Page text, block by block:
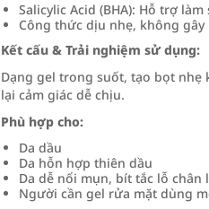
Salicylic Acid (BHA): Hỗ trợ
Công thức dịu nhẹ, không
Kết cấu & Trải nghiệm sử dụng:
Dạng gel trong suốt, tạo bọt nhẹ
lại cảm giác dễ chịu.
Phù hợp cho:
Da dầu
Da hỗn hợp thiên dầu
Da dễ nổi mụn, bít tắc lỗ chân
Người cần gel rửa mặt dùng